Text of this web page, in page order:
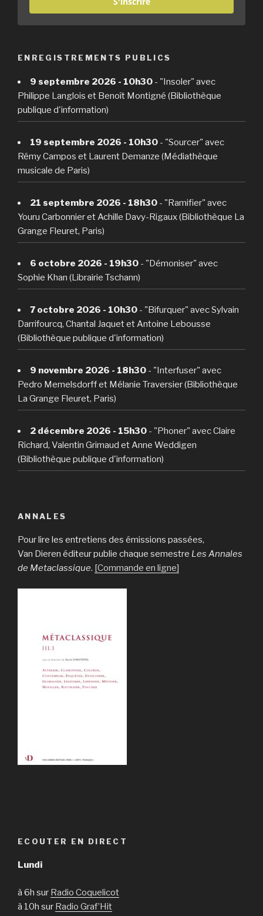
ENREGISTREMENTS PUBLICS
9 septembre 2026 - 10h30 - "Insoler" avec
Philippe Langlois et Benoît Montigné (Bibliothèque
publique d'information)
19 septembre 2026 - 10h30 - "Sourcer" avec
Rémy Campos et Laurent Demanze (Médiathèque
musicale de Paris)
21 septembre 2026 - 18h30 - "Ramifier" avec
Youru Carbonnier et Achille Davy-Rigaux (Bibliothèque La
Grange Fleuret, Paris)
6 octobre 2026 - 19h30 - "Démoniser" avec
Sophie Khan (Librairie Tschann)
7 octobre 2026 - 10h30 - "Bifurquer" avec Sylvain
Darrifourcq, Chantal Jaquet et Antoine Lebousse
(Bibliothèque publique d'information)
9 novembre 2026 - 18h30 - "Interfuser" avec
Pedro Memelsdorff et Mélanie Traversier (Bibliothèque
La Grange Fleuret, Paris)
2 décembre 2026 - 15h30 - "Phoner" avec Claire
Richard, Valentin Grimaud et Anne Weddigen
(Bibliothèque publique d'information)
ANNALES
Pour lire les entretiens des émissions passées,
Van Dieren éditeur publie chaque semestre Les Annales
de Metaclassique. [Commande en ligne]
ECOUTER EN DIRECT
Lundi
à 6h sur Radio Coquelicot
à 10h sur Radio Graf’Hit